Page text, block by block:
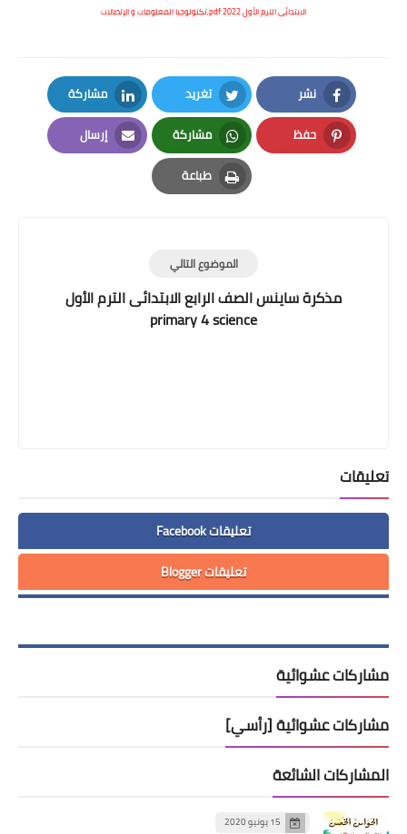
الابتدائى الترم الأول pdf 2022,تكنولوجيا المعلومات و الإتصالات
نشر
Facebook
تغريد
Twitter
مشاركة
LinkedIn
حفظ
Pinterest
مشاركة
Whatsapp
إرسال
Email
طباعة
Print
الموضوع التالي
مذكرة ساينس الصف الرابع الابتدائى الترم الأول
primary 4 science
تعليقات
تعليقات Facebook
تعليقات Blogger
مشاركات عشوائية
مشاركات عشوائية [رأسي]
المشاركات الشائعة
15 يونيو 2020